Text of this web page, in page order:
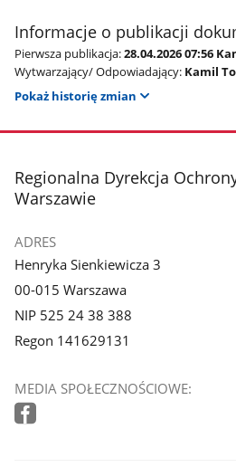
Informacje o publikacji
Pierwsza publikacja:28.04.2026 07:56
Wytwarzający/ Odpowiadający: Kamil
Pokaż historię zmian
stopka
Regionalna Dyrekcja
Warszawie
ADRES
Henryka Sienkiewicza 3
00-015 Warszawa
NIP 525 24 38 388
Regon 141629131
MEDIA SPOŁECZNOŚCIOWE: